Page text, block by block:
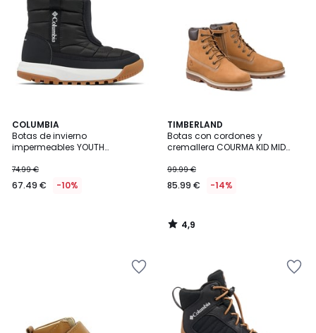
COLUMBIA
Botas de invierno
impermeables YOUTH
74.99 €
67.49 € -10%
TIMBERLAND
Botas con cordones y
cremallera COURMA KID MID
99.99 €
85.99 € -14%
4,9
/ 5
4,9
/